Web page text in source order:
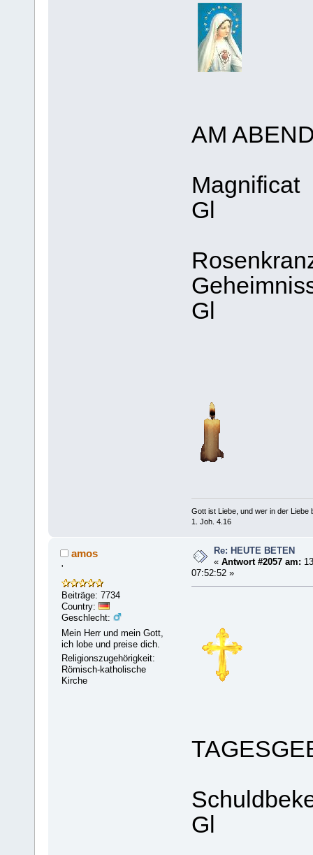
AM
Magnificat
Gl
Gl
Gott ist Liebe, und wer in der Liebe
1. Joh. 4.16
amos
'
Beiträge: 7734
Country:
Geschlecht:
Mein Herr und mein Gott,
ich lobe und preise dich.
Religionszugehörigkeit:
Römisch-katholische
Kirche
Re: HEUTE BETEN
«Antwort #2057 am:
07:52:52 »
Gl